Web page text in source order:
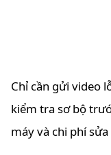
Chỉ cần gửi video
kiểm tra sơ bộ
máy và chi phí